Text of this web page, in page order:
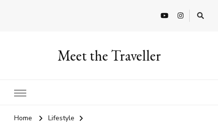
Meet the Traveller
Home
Lifestyle